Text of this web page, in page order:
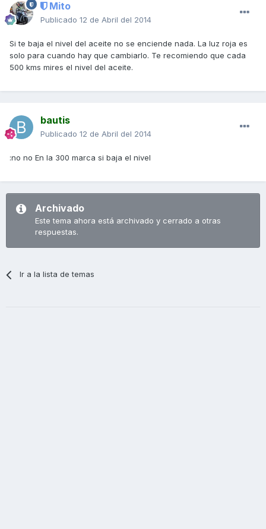
Mito
Publicado 12 de Abril del 2014
Si te baja el nivel del aceite no se enciende nada. La luz roja es
solo para cuando hay que cambiarlo. Te recomiendo que cada
500 kms mires el nivel del aceite.
bautis
Publicado 12 de Abril del 2014
:no no En la 300 marca si baja el nivel
Archivado
Este tema ahora está archivado y cerrado a otras
respuestas.
Ir a la lista de temas